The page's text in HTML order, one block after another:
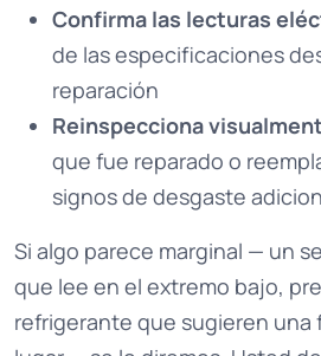
Confirma las lecturas
de las especificaciones
reparación
Reinspecciona
que fue reparado o
signos de desgaste
Si algo parece marginal — un
que lee en el extremo bajo,
refrigerante que sugieren una